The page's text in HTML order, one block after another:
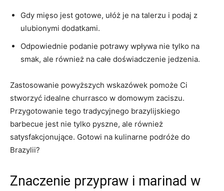
Gdy mięso jest gotowe, ułóż je na ​talerzu i podaj z
ulubionymi dodatkami.
Odpowiednie podanie potrawy ⁤wpływa nie tylko na
smak, ale‌ również na całe doświadczenie‍ jedzenia.
Zastosowanie powyższych wskazówek pomoże Ci
stworzyć ⁣idealne churrasco w domowym zaciszu.
Przygotowanie tego tradycyjnego‍ brazylijskiego
barbecue jest nie tylko pyszne, ale również
satysfakcjonujące. Gotowi na kulinarne podróże do
Brazylii?
Znaczenie przypraw i marinad w